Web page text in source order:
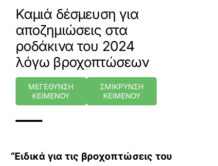
Καμιά δέσμευση για
αποζημιώσεις στα
ροδάκινα του 2024
λόγω βροχοπτώσεων
ΜΕΓΕΘΥΝΣΗ
ΚΕΙΜΕΝΟΥ
ΣΜΙΚΡΥΝΣΗ
ΚΕΙΜΕΝΟΥ
“Ειδικά για τις βροχοπτώσεις του